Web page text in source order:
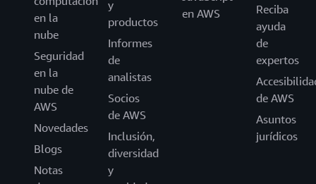
en la
nube
Seguridad
en la
nube de
AWS
Novedades
Blogs
Notas
y
productos
Informes
de
analistas
Socios
de AWS
Inclusión,
diversidad
y
en AWS
Reciba
ayuda
de
expertos
de AWS
Asuntos
jurídicos